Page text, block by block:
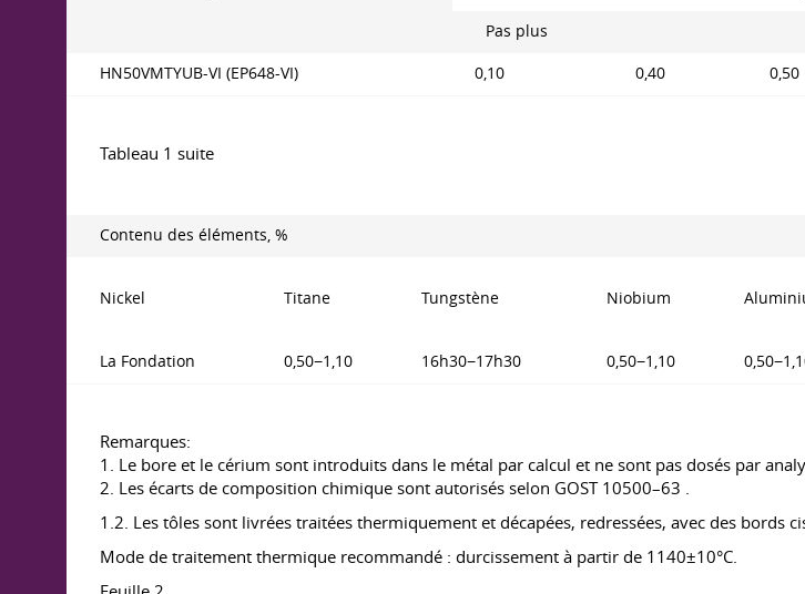
Pas plus
HN50VMTYUB-VI (EP648-VI) 0,10 0,40 0,50
Tableau 1 suite
Contenu des éléments, %
Nickel Titane Tungstène Niobium
La Fondation 0,50−1,10 16h30−17h30 0,50−1,10
Remarques:
1. Le bore et le cérium sont introduits dans le métal par calcul et ne sont pas dosés par
2. Les écarts de composition chimique sont autorisés selon GOST 10500–63 .
1.2. Les tôles sont livrées traitées thermiquement et décapées, redressées, avec des bords
Mode de traitement thermique recommandé : durcissement à partir de 1140±10°С.